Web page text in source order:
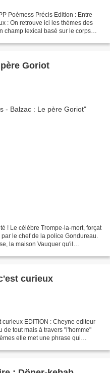
Poèmess Précis Edition : Entre
: On retrouve ici les thèmes des
champ lexical basé sur le corps
Goriot
! Le célèbre Trompe-la-mort, forçat
le chef de la police Gondureau.
la maison Vauquer qu'il
curieux
EDITION : Cheyne editeur
de tout mais à travers "l'homme"
elle met une phrase qui